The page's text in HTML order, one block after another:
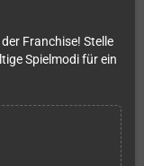
Franchise! Stelle
Spielmodi für ein